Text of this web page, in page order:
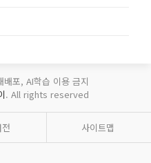
포, AI학습 이용 금지
. All rights reserved
사이트맵